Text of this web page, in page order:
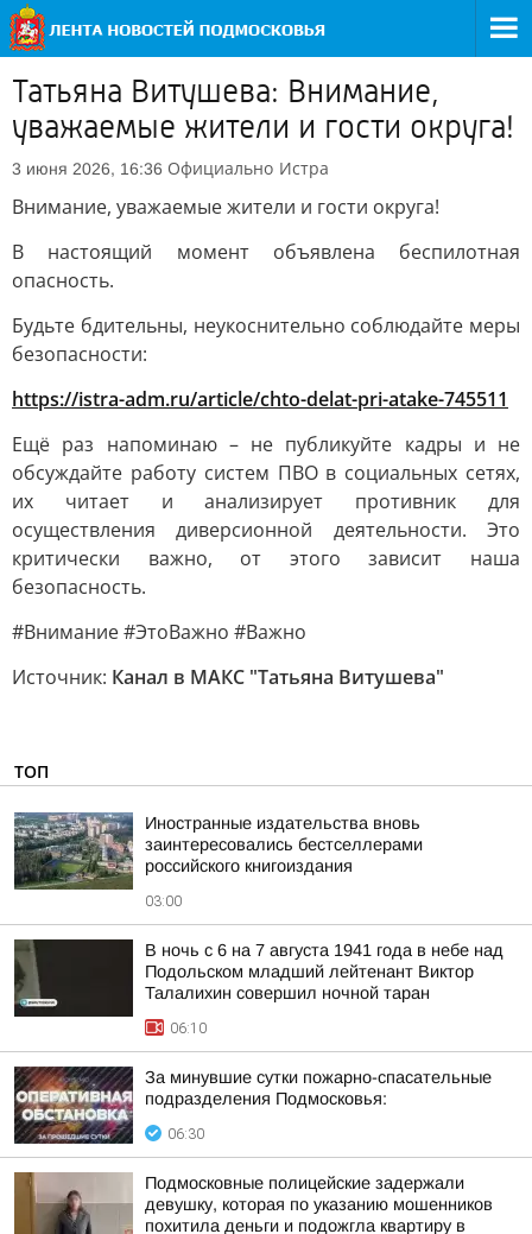
Татьяна Витушева: Внимание,
уважаемые жители и гости округа!
3 июня 2026, 16:36 Официально Истра
Внимание, уважаемые жители и гости округа!
В настоящий момент объявлена беспилотная
опасность.
Будьте бдительны, неукоснительно соблюдайте меры
безопасности:
https://istra-adm.ru/article/chto-delat-pri-atake-745511
Ещё раз напоминаю – не публикуйте кадры и не
обсуждайте работу систем ПВО в социальных сетях,
их читает и анализирует противник для
осуществления диверсионной деятельности. Это
критически важно, от этого зависит наша
безопасность.
#Внимание #ЭтоВажно #Важно
Источник: Канал в МАКС "Татьяна Витушева"
ТОП
Иностранные издательства вновь
заинтересовались бестселлерами
российского книгоиздания
03:00
В ночь с 6 на 7 августа 1941 года в небе над
Подольском младший лейтенант Виктор
Талалихин совершил ночной таран
06:10
За минувшие сутки пожарно-спасательные
подразделения Подмосковья:
06:30
Подмосковные полицейские задержали
девушку, которая по указанию мошенников
похитила деньги и подожгла квартиру в